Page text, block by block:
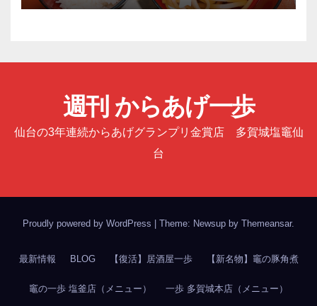
週刊 からあげ一歩
仙台の3年連続からあげグランプリ金賞店 多賀城塩竈仙
台
Proudly powered by WordPress Theme: Newsup by Themeansar.
最新情報 BLOG 【復活】居酒屋一歩 【新名物】竈の豚角煮
竈の一歩 塩釜店（メニュー） 一歩 多賀城本店（メニュー）